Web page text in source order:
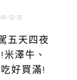
12-13
五天四夜
澤牛、
好買滿!